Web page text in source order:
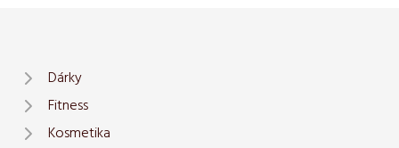
Dárky
Fitness
Kosmetika